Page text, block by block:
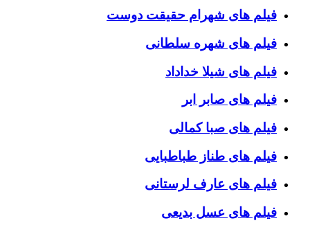
فیلم های شهرام حقیقت دوست
فیلم های شهره سلطانی
فیلم های شیلا خداداد
فیلم های صابر ابر
فیلم های صبا کمالی
فیلم های طناز طباطبایی
فیلم های عارف لرستانی
فیلم های عسل بدیعی